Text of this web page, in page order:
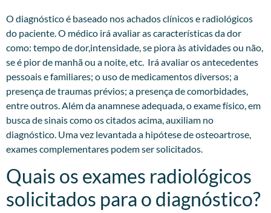
O diagnóstico é baseado nos achados clínicos e radiológicos
do paciente. O médico irá avaliar as características da dor
como: tempo de dor,intensidade, se piora às atividades ou não,
se é pior de manhã ou a noite, etc. Irá avaliar os antecedentes
pessoais e familiares; o uso de medicamentos diversos; a
presença de traumas prévios; a presença de comorbidades,
entre outros. Além da anamnese adequada, o exame físico, em
busca de sinais como os citados acima, auxiliam no
diagnóstico. Uma vez levantada a hipótese de osteoartrose,
exames complementares podem ser solicitados.​
Quais os exames radiológicos
solicitados para o diagnóstico?